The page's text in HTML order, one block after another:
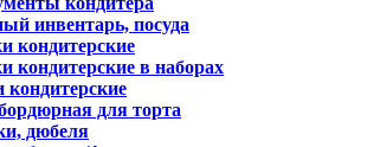
инвентарь, посуда
кондитерские
кондитерские в наборах
для торта
дюбеля